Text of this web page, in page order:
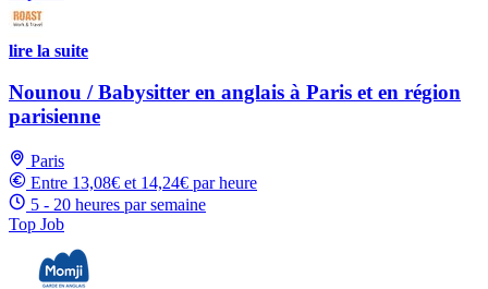
lire la suite
Nounou / Babysitter en anglais à Paris et en région
parisienne
Paris
Entre 13,08€ et 14,24€ par heure
5 - 20 heures par semaine
Top Job